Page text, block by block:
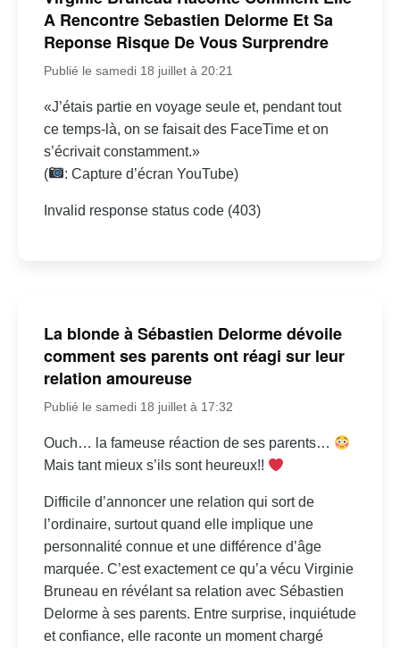
A Rencontre Sebastien Delorme Et Sa
Reponse Risque De Vous Surprendre
Publié le samedi 18 juillet à 20:21
«J’étais partie en voyage seule et, pendant tout
ce temps-là, on se faisait des FaceTime et on
s’écrivait constamment.»
(
: Capture d’écran YouTube)
Invalid response status code (403)
La blonde à Sébastien Delorme dévoile
comment ses parents ont réagi sur leur
relation amoureuse
Publié le samedi 18 juillet à 17:32
Ouch… la fameuse réaction de ses parents…
Mais tant mieux s’ils sont heureux!!
Difficile d’annoncer une relation qui sort de
l’ordinaire, surtout quand elle implique une
personnalité connue et une différence d’âge
marquée. C’est exactement ce qu’a vécu Virginie
Bruneau en révélant sa relation avec Sébastien
Delorme à ses parents. Entre surprise, inquiétude
et confiance, elle raconte un moment chargé